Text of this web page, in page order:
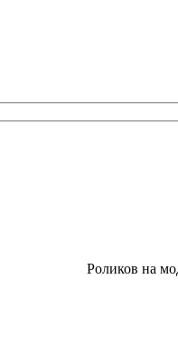
Роликов на